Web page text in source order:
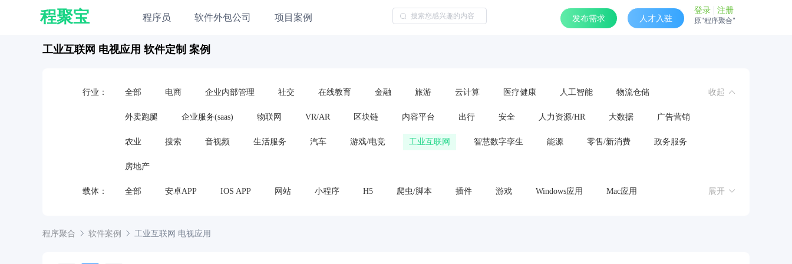
程聚宝 程序员 软件外包公司 项目案例 发布需求 人才入驻
登录 注册
原"程序聚合"
工业互联网 电视应用 软件定制 案例
行业： 全部 电商 企业内部管理 社交 在线教育 金融 旅游 云计算 医疗健康 人工智能 物流仓储
外卖跑腿 企业服务(saas) 物联网 VR/AR 区块链 内容平台 出行 安全 人力资源/HR 大数据 广告营销
农业 搜索 音视频 生活服务 汽车 游戏/电竞 工业互联网 智慧数字孪生 能源 零售/新消费 政务服务
房地产
收起
载体： 全部 安卓APP IOS APP 网站 小程序 H5 爬虫/脚本 插件 游戏 Windows应用 Mac应用 展开
程序聚合 软件案例 工业互联网 电视应用